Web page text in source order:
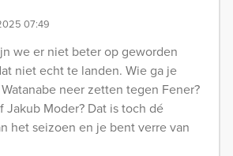
07:49
we er niet beter op geworden
niet echt te landen. Wie ga je
neer zetten tegen Fener?
Jakub Moder? Dat is toch dé
het seizoen en je bent verre van